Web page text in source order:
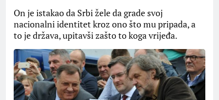
On je istakao da Srbi žele da grade svoj
nacionalni identitet kroz ono što mu pripada, a
to je država, upitavši zašto to koga vrijeđa.